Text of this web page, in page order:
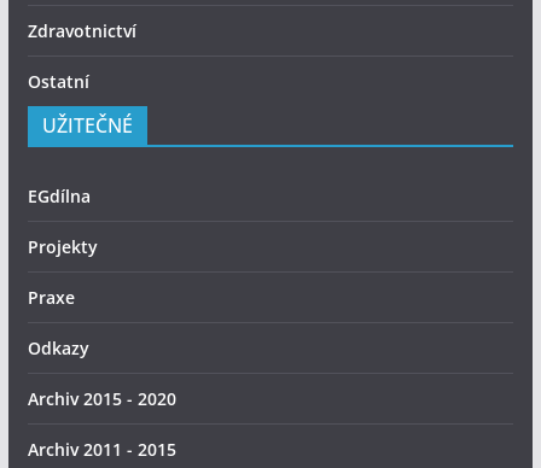
Zdravotnictví
Ostatní
UŽITEČNÉ
EGdílna
Projekty
Praxe
Odkazy
Archiv 2015 - 2020
Archiv 2011 - 2015